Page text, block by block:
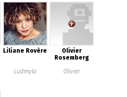
Liliane Rovère
Ludmyla
Olivier
Rosemberg
Olivier